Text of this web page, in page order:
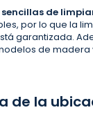
de
por lo que la
garantizada.
de madera
de la